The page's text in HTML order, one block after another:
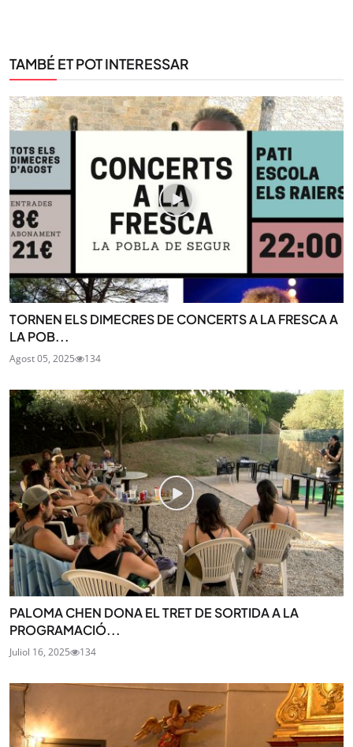
TAMBÉ ET POT INTERESSAR
TORNEN ELS DIMECRES DE CONCERTS A LA FRESCA A
LA POB...
Agost 05, 2025 134
PALOMA CHEN DONA EL TRET DE SORTIDA A LA
PROGRAMACIÓ...
Juliol 16, 2025 134